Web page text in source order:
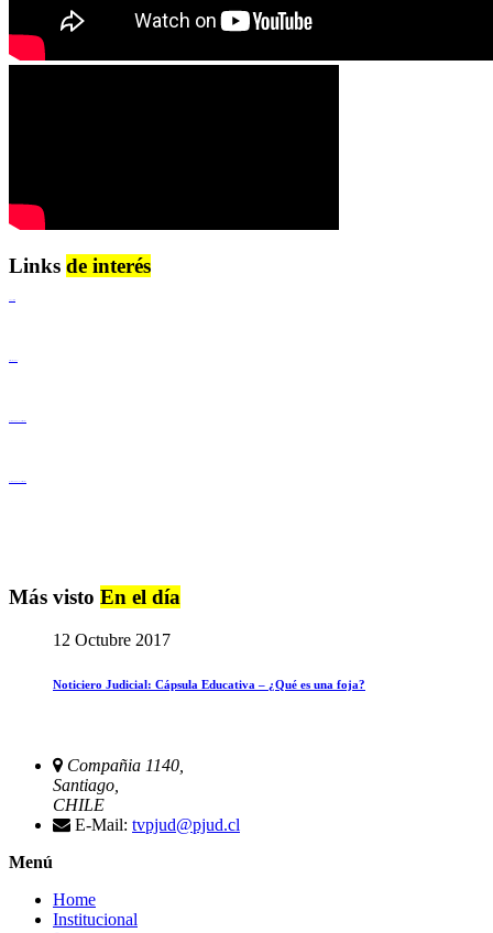
Links de interés
Más visto En el día
12 Octubre 2017
Noticiero Judicial: Cápsula Educativa – ¿Qué es una foja?
Compañia 1140,
Santiago,
CHILE
E-Mail: tvpjud@pjud.cl
Menú
Home
Institucional